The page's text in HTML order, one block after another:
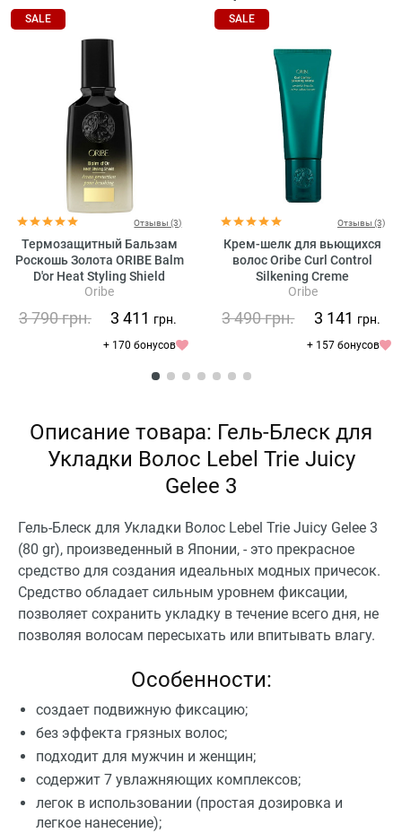
SALE
Отзывы (3)
Термозащитный Бальзам
Роскошь Золота ORIBE Balm
D'or Heat Styling Shield
Oribe
3 790грн. 3 411 грн.
+ 170 бонусов
SALE
Отзывы (3)
Крем-шелк для вьющихся
волос Oribe Curl Control
Silkening Creme
Oribe
3 490грн. 3 141 грн.
+ 157 бонусов
Описание товара: Гель-Блеск для
Укладки Волос Lebel Trie Juicy
Gelee 3
Гель-Блеск для Укладки Волос Lebel Trie Juicy Gelee 3
(80 gr), произведенный в Японии, - это прекрасное
средство для создания идеальных модных причесок.
Средство обладает сильным уровнем фиксации,
позволяет сохранить укладку в течение всего дня, не
позволяя волосам пересыхать или впитывать влагу.
Особенности:
создает подвижную фиксацию;
без эффекта грязных волос;
подходит для мужчин и женщин;
содержит 7 увлажняющих комплексов;
легок в использовании (простая дозировка и
легкое нанесение);